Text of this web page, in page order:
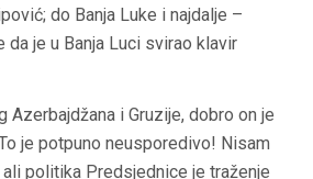
do Banja Luke i najdalje –
da je u Banja Luci svirao klavir
i Gruzije, dobro on je
je potpuno neusporedivo! Nisam
politika Predsjednice je traženje